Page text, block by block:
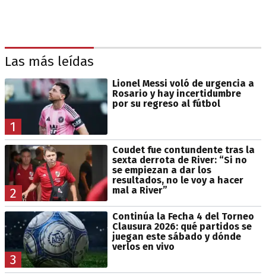
Las más leídas
1
Lionel Messi voló de urgencia a
Rosario y hay incertidumbre
por su regreso al fútbol
2
Coudet fue contundente tras la
sexta derrota de River: “Si no
se empiezan a dar los
resultados, no le voy a hacer
mal a River”
3
Continúa la Fecha 4 del Torneo
Clausura 2026: qué partidos se
juegan este sábado y dónde
verlos en vivo